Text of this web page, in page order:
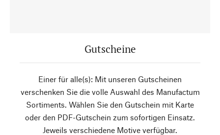
Gutscheine
Einer für alle(s): Mit unseren Gutscheinen
verschenken Sie die volle Auswahl des Manufactum
Sortiments. Wählen Sie den Gutschein mit Karte
oder den PDF-Gutschein zum sofortigen Einsatz.
Jeweils verschiedene Motive verfügbar.